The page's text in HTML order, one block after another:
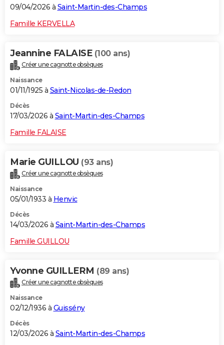
09/04/2026 à Saint-Martin-des-Champs
Famille KERVELLA
Jeannine FALAISE (100 ans)
Créer une cagnotte obsèques
Naissance
01/11/1925 à Saint-Nicolas-de-Redon
Décès
17/03/2026 à Saint-Martin-des-Champs
Famille FALAISE
Marie GUILLOU (93 ans)
Créer une cagnotte obsèques
Naissance
05/01/1933 à Henvic
Décès
14/03/2026 à Saint-Martin-des-Champs
Famille GUILLOU
Yvonne GUILLERM (89 ans)
Créer une cagnotte obsèques
Naissance
02/12/1936 à Guissény
Décès
12/03/2026 à Saint-Martin-des-Champs